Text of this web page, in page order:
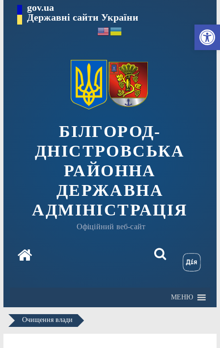
вмісту
gov.ua
Державні сайти України
БІЛГОРОД-
ДНІСТРОВСЬКА
РАЙОННА
ДЕРЖАВНА
АДМІНІСТРАЦІЯ
Офіційний веб-сайт
МЕНЮ
Очищення влади